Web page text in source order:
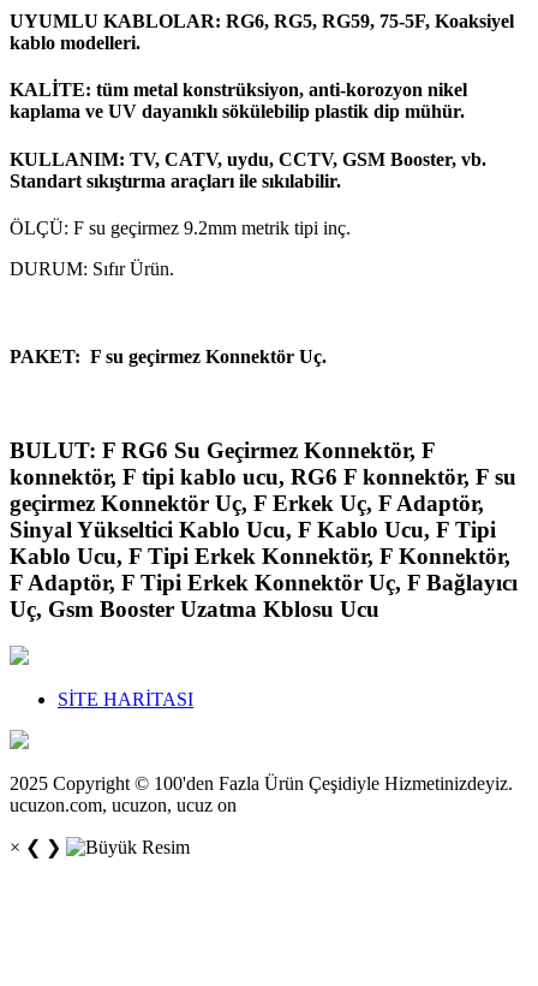
UYUMLU KABLOLAR: RG6, RG5, RG59, 75-5F, Koaksiyel
kablo modelleri.
KALİTE: tüm metal konstrüksiyon, anti-korozyon nikel
kaplama ve UV dayanıklı sökülebilip plastik dip mühür.
KULLANIM: TV, CATV, uydu, CCTV, GSM Booster, vb.
Standart sıkıştırma araçları ile sıkılabilir.
ÖLÇÜ: F su geçirmez 9.2mm metrik tipi inç.
DURUM: Sıfır Ürün.
PAKET: F su geçirmez Konnektör Uç.
BULUT: F RG6 Su Geçirmez Konnektör, F
konnektör, F tipi kablo ucu, RG6 F konnektör, F su
geçirmez Konnektör Uç, F Erkek Uç, F Adaptör,
Sinyal Yükseltici Kablo Ucu, F Kablo Ucu, F Tipi
Kablo Ucu, F Tipi Erkek Konnektör, F Konnektör,
F Adaptör, F Tipi Erkek Konnektör Uç, F Bağlayıcı
Uç, Gsm Booster Uzatma Kblosu Ucu
SİTE HARİTASI
2025 Copyright © 100'den Fazla Ürün Çeşidiyle Hizmetinizdeyiz.
ucuzon.com, ucuzon, ucuz on
× ❮ ❯